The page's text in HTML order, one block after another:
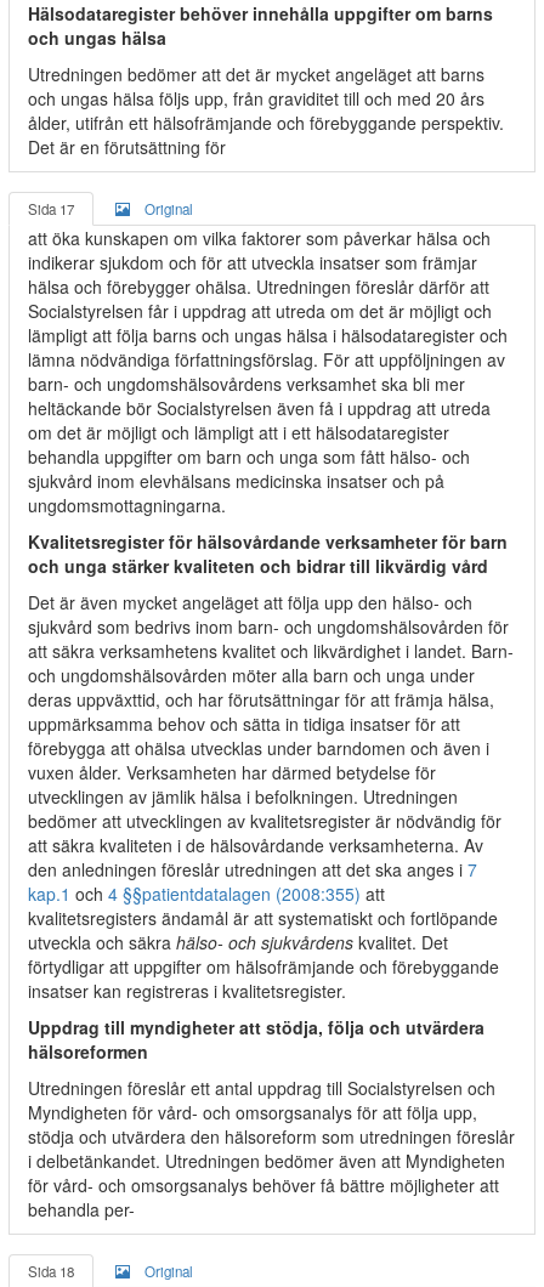
Hälsodataregister behöver innehålla uppgifter om barns
och ungas hälsa
Utredningen bedömer att det är mycket angeläget att barns
och ungas hälsa följs upp, från graviditet till och med 20 års
ålder, utifrån ett hälsofrämjande och förebyggande perspektiv.
Det är en förutsättning för
Sida 17 Original
att öka kunskapen om vilka faktorer som påverkar hälsa och
indikerar sjukdom och för att utveckla insatser som främjar
hälsa och förebygger ohälsa. Utredningen föreslår därför att
Socialstyrelsen får i uppdrag att utreda om det är möjligt och
lämpligt att följa barns och ungas hälsa i hälsodataregister och
lämna nödvändiga författningsförslag. För att uppföljningen av
barn- och ungdomshälsovårdens verksamhet ska bli mer
heltäckande bör Socialstyrelsen även få i uppdrag att utreda
om det är möjligt och lämpligt att i ett hälsodataregister
behandla uppgifter om barn och unga som fått hälso- och
sjukvård inom elevhälsans medicinska insatser och på
ungdomsmottagningarna.
Kvalitetsregister för hälsovårdande verksamheter för barn
och unga stärker kvaliteten och bidrar till likvärdig vård
Det är även mycket angeläget att följa upp den hälso- och
sjukvård som bedrivs inom barn- och ungdomshälsovården för
att säkra verksamhetens kvalitet och likvärdighet i landet. Barn-
och ungdomshälsovården möter alla barn och unga under
deras uppväxttid, och har förutsättningar för att främja hälsa,
uppmärksamma behov och sätta in tidiga insatser för att
förebygga att ohälsa utvecklas under barndomen och även i
vuxen ålder. Verksamheten har därmed betydelse för
utvecklingen av jämlik hälsa i befolkningen. Utredningen
bedömer att utvecklingen av kvalitetsregister är nödvändig för
att säkra kvaliteten i de hälsovårdande verksamheterna. Av
den anledningen föreslår utredningen att det ska anges i 7
kap.1 och 4 §§patientdatalagen (2008:355) att
kvalitetsregisters ändamål är att systematiskt och fortlöpande
utveckla och säkra hälso- och sjukvårdens kvalitet. Det
förtydligar att uppgifter om hälsofrämjande och förebyggande
insatser kan registreras i kvalitetsregister.
Uppdrag till myndigheter att stödja, följa och utvärdera
hälsoreformen
Utredningen föreslår ett antal uppdrag till Socialstyrelsen och
Myndigheten för vård- och omsorgsanalys för att följa upp,
stödja och utvärdera den hälsoreform som utredningen föreslår
i delbetänkandet. Utredningen bedömer även att Myndigheten
för vård- och omsorgsanalys behöver få bättre möjligheter att
behandla per-
Sida 18 Original